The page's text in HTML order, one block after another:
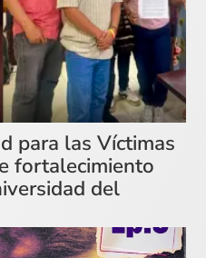
para las Víctimas
fortalecimiento
del